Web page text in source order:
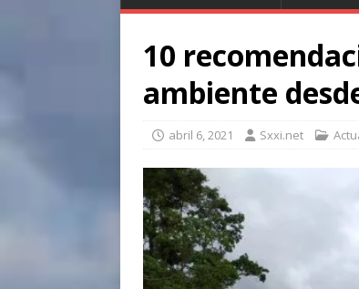
10
ambiente
abril 6, 2021 Sxxi.net